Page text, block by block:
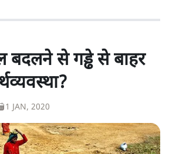
बदलने से गड्ढे से बाहर
1 JAN, 2020